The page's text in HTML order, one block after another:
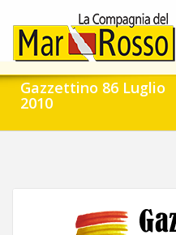
Gazzettino 86 Luglio
2010